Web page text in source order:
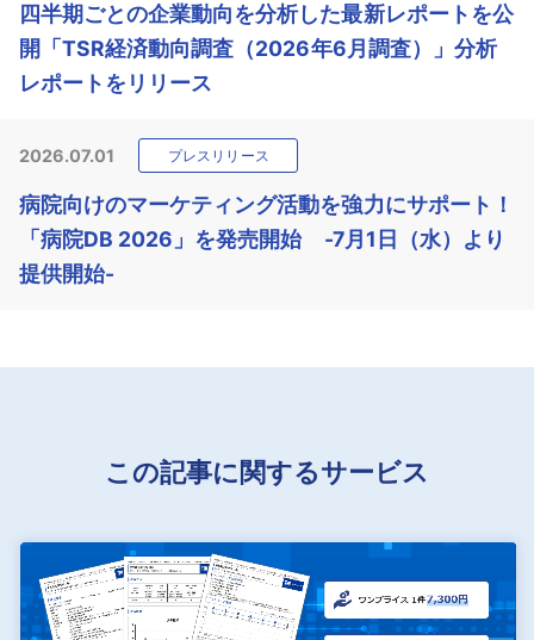
四半期ごとの企業動向を分析した最新レポートを公
開「TSR経済動向調査（2026年6月調査）」分析
レポートをリリース
2026.07.01 プレスリリース
病院向けのマーケティング活動を強力にサポート！
「病院DB 2026」を発売開始 -7月1日（水）より
提供開始-
この記事に関するサービス